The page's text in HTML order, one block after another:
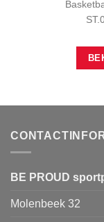
BE PROUD
Molenbeek 32